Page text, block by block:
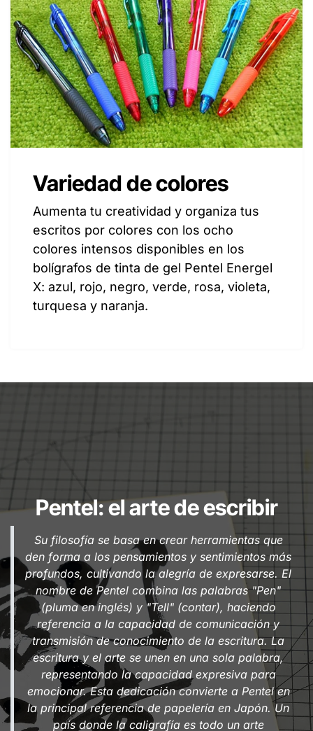
Variedad de colores
Aumenta tu creatividad y organiza tus
escritos por colores con los ocho
colores intensos disponibles en los
bolígrafos de tinta de gel Pentel Energel
X: azul, rojo, negro, verde, rosa, violeta,
turquesa y naranja.
Pentel: el arte de escribir
Su filosofía se basa en crear herramientas que
den forma a los pensamientos y sentimientos más
profundos, cultivando la alegría de expresarse. El
nombre de Pentel combina las palabras "Pen"
(pluma en inglés) y "Tell" (contar), haciendo
referencia a la capacidad de comunicación y
transmisión de conocimiento de la escritura. La
escritura y el arte se unen en una sola palabra,
representando la capacidad expresiva para
emocionar. Esta dedicación convierte a Pentel en
la principal referencia de papelería en Japón. Un
país donde la caligrafía es todo un arte